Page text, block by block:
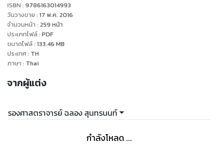
ISBN : 9786163014993
วันวางขาย : 17 พ.ค. 2016
จำนวนหน้า : 259 หน้า
ประเภทไฟล์: PDF
ขนาดไฟล์: 133.46 MB
ประเทศ: TH
ภาษา : Thai
จากผู้แต่ง
รองศาสตราจารย์ ฉลอง สุนทรนนท์
กำลังโหลด ...